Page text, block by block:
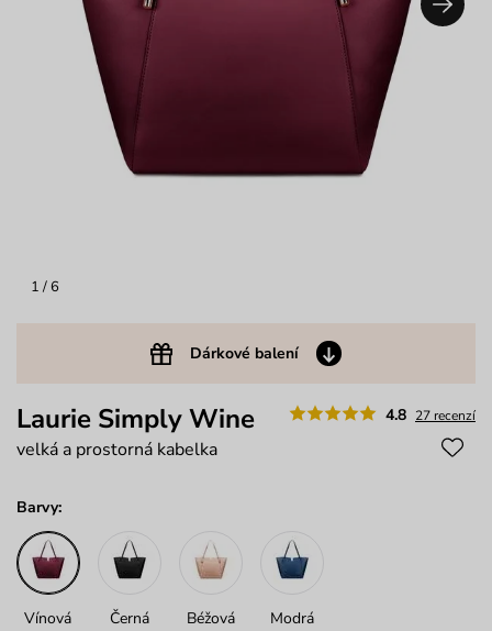
1 / 6
Dárkové balení
4.8 27 recenzí
Laurie Simply Wine
velká a prostorná kabelka
Barvy:
Vínová Černá Béžová Modrá